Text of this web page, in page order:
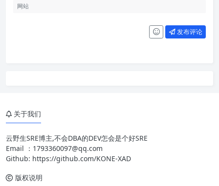
发布评论
关于我们
云野生SRE博主,不会DBA的DEV怎会是个好SRE
Email ： 1793360097@qq.com
Github: https://github.com/KONE-XAD
版权说明